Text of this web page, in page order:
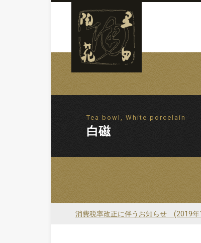
Tea bowl, White porcelain
白磁
消費税率改正に伴うお知らせ (2019年